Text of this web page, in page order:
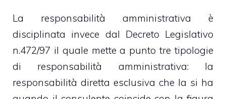
La responsabilità amministrativa è
disciplinata invece dal Decreto Legislativo
n.472/97 il quale mette a punto tre tipologie
di responsabilità amministrativa: la
responsabilità diretta esclusiva che la si ha